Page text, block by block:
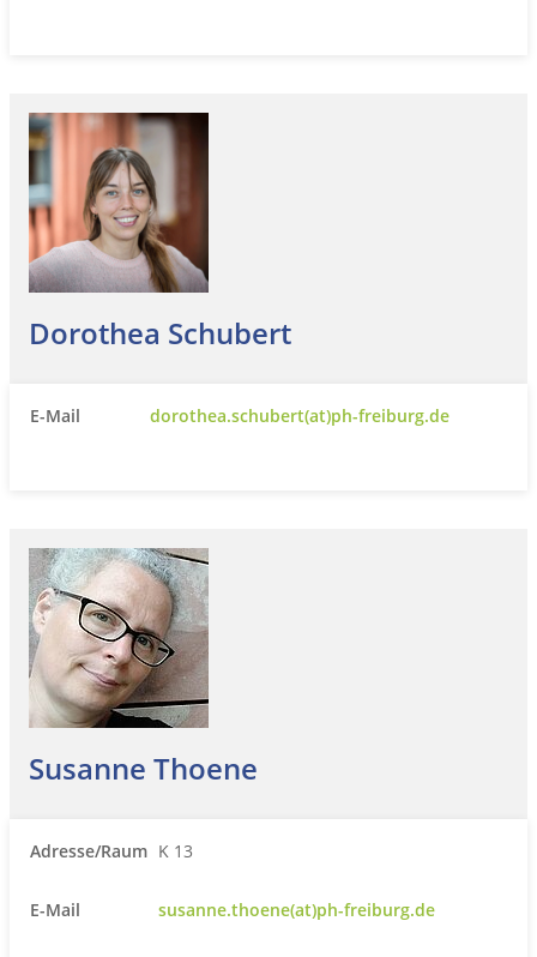
Dorothea Schubert
E-Mail dorothea.schubert(at)ph-freiburg.de
Susanne Thoene
Adresse/Raum K 13
E-Mail susanne.thoene(at)ph-freiburg.de